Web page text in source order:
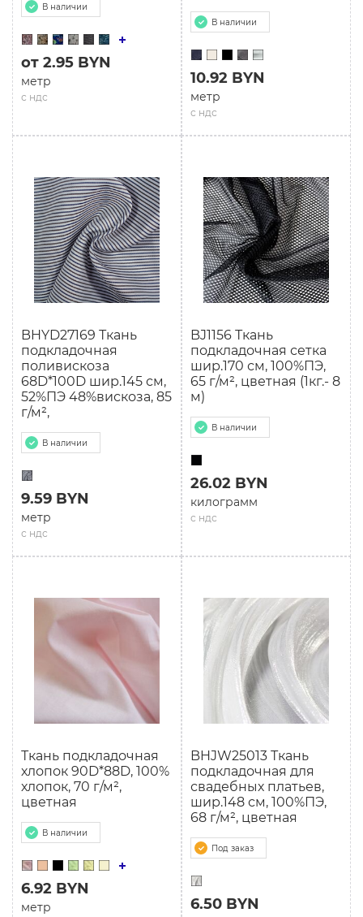
В наличии
с ндс
от 2.95 BYN
метр
В наличии
с ндс
10.92 BYN
метр
BHYD27169 Ткань
подкладочная
поливискоза
68D*100D шир.145 см,
52%ПЭ 48%вискоза, 85
г/м²,
В наличии
с ндс
9.59 BYN
метр
BJ1156 Ткань
подкладочная сетка
шир.170 см, 100%ПЭ,
65 г/м², цветная (1кг.- 8
м)
В наличии
с ндс
26.02 BYN
килограмм
Ткань подкладочная
хлопок 90D*88D, 100%
хлопок, 70 г/м²,
цветная
В наличии
6.92 BYN
метр
BHJW25013 Ткань
подкладочная для
свадебных платьев,
шир.148 см, 100%ПЭ,
68 г/м², цветная
Под заказ
6.50 BYN